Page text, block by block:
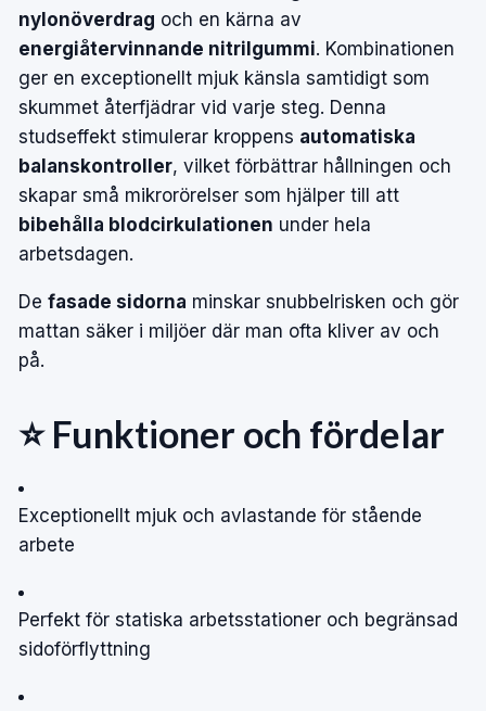
nylonöverdrag och en kärna av
energiåtervinnande nitrilgummi. Kombinationen
ger en exceptionellt mjuk känsla samtidigt som
skummet återfjädrar vid varje steg. Denna
studseffekt stimulerar kroppens automatiska
balanskontroller, vilket förbättrar hållningen och
skapar små mikrorörelser som hjälper till att
bibehålla blodcirkulationen under hela
arbetsdagen.
De fasade sidorna minskar snubbelrisken och gör
mattan säker i miljöer där man ofta kliver av och
på.
⭐ Funktioner och fördelar
Exceptionellt mjuk och avlastande för stående
arbete
Perfekt för statiska arbetsstationer och begränsad
sidoförflyttning